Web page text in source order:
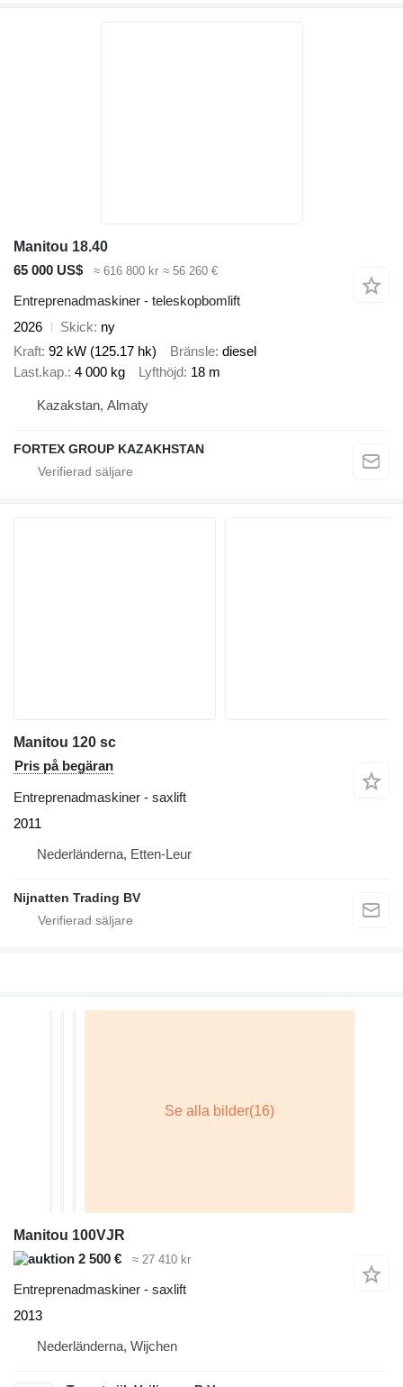
Manitou 18.40
65 000 US$
≈ 616 800 kr ≈ 56 260 €
Entreprenadmaskiner - teleskopbomlift
2026
Skick ny
Kraft 92 kW (125.17 hk) Bränsle diesel
Last.kap. 4 000 kg Lyfthöjd 18 m
Kazakstan, Almaty
FORTEX GROUP KAZAKHSTAN
Manitou 120 sc
Pris på begäran
Entreprenadmaskiner - saxlift
2011
Nederländerna, Etten-Leur
Nijnatten Trading BV
Manitou 100VJR
2 500 €
≈ 27 410 kr
Entreprenadmaskiner - saxlift
2013
Nederländerna, Wijchen